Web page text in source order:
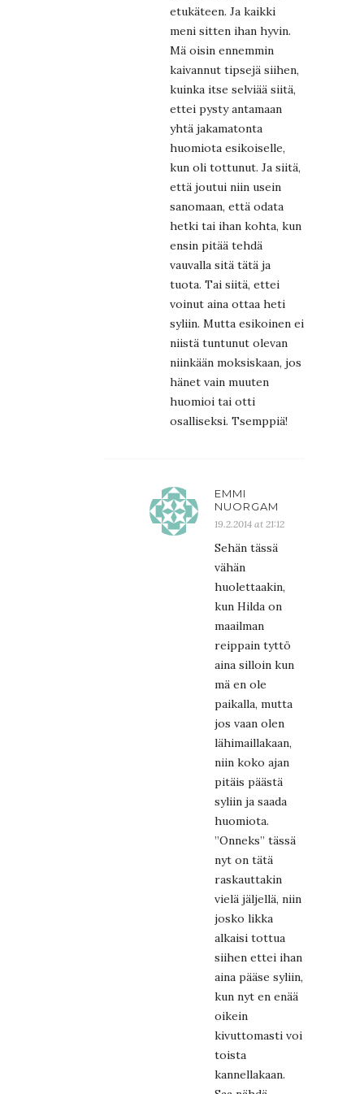
etukäteen. Ja kaikki
meni sitten ihan hyvin.
Mä oisin ennemmin
kaivannut tipsejä siihen,
kuinka itse selviää siitä,
ettei pysty antamaan
yhtä jakamatonta
huomiota esikoiselle,
kun oli tottunut. Ja siitä,
että joutui niin usein
sanomaan, että odata
hetki tai ihan kohta, kun
ensin pitää tehdä
vauvalla sitä tätä ja
tuota. Tai siitä, ettei
voinut aina ottaa heti
syliin. Mutta esikoinen ei
niistä tuntunut olevan
niinkään moksiskaan, jos
hänet vain muuten
huomioi tai otti
osalliseksi. Tsemppiä!
EMMI
NUORGAM
19.2.2014 at 21:12
Sehän tässä
vähän
huolettaakin,
kun Hilda on
maailman
reippain tyttö
aina silloin kun
mä en ole
paikalla, mutta
jos vaan olen
lähimaillakaan,
niin koko ajan
pitäis päästä
syliin ja saada
huomiota.
”Onneks” tässä
nyt on tätä
raskauttakin
vielä jäljellä, niin
josko likka
alkaisi tottua
siihen ettei ihan
aina pääse syliin,
kun nyt en enää
oikein
kivuttomasti voi
toista
kannellakaan.